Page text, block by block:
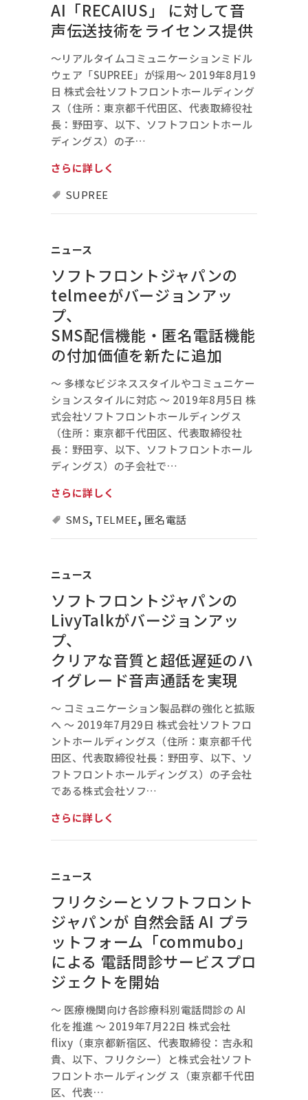
AI「RECAIUS」 に対して音
声伝送技術をライセンス提供
～リアルタイムコミュニケーションミドル
ウェア「SUPREE」が採用～ 2019年8月19
日 株式会社ソフトフロントホールディング
ス（住所：東京都千代田区、代表取締役社
長：野田亨、以下、ソフトフロントホール
ディングス）の子…
さらに詳しく
SUPREE
ニュース
ソフトフロントジャパンの
telmeeがバージョンアッ
プ、
SMS配信機能・匿名電話機能
の付加価値を新たに追加
～ 多様なビジネススタイルやコミュニケー
ションスタイルに対応 ～ 2019年8月5日 株
式会社ソフトフロントホールディングス
（住所：東京都千代田区、代表取締役社
長：野田亨、以下、ソフトフロントホール
ディングス）の子会社で…
さらに詳しく
SMS, TELMEE, 匿名電話
ニュース
ソフトフロントジャパンの
LivyTalkがバージョンアッ
プ、
クリアな音質と超低遅延のハ
イグレード音声通話を実現
～ コミュニケーション製品群の強化と拡販
へ ～ 2019年7月29日 株式会社ソフトフロ
ントホールディングス（住所：東京都千代
田区、代表取締役社長：野田亨、以下、ソ
フトフロントホールディングス）の子会社
である株式会社ソフ…
さらに詳しく
ニュース
フリクシーとソフトフロント
ジャパンが 自然会話 AI プラ
ットフォーム「commubo」
による 電話問診サービスプロ
ジェクトを開始
～ 医療機関向け各診療科別電話問診の AI
化を推進 ～ 2019年7月22日 株式会社
flixy（東京都新宿区、代表取締役：吉永和
貴、以下、フリクシー）と株式会社ソフト
フロントホールディング ス（東京都千代田
区、代表…